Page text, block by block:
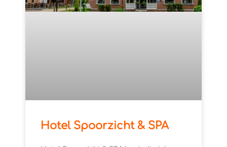
Hotel Spoorzicht & SPA